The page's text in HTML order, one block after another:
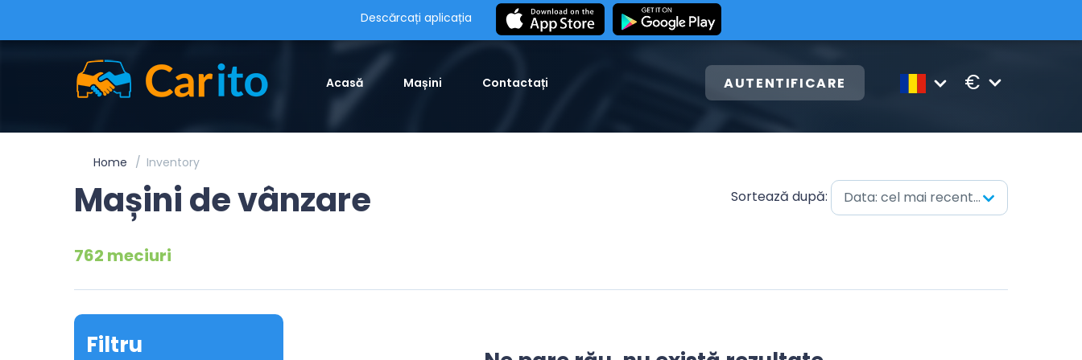
Descărcați aplicația
Acasă Mașini Contactați AUTENTIFICARE €
Home Inventory
Mașini de vânzare
762 meciuri
Sortează după: Data: cel mai recent mai întâi
Filtru